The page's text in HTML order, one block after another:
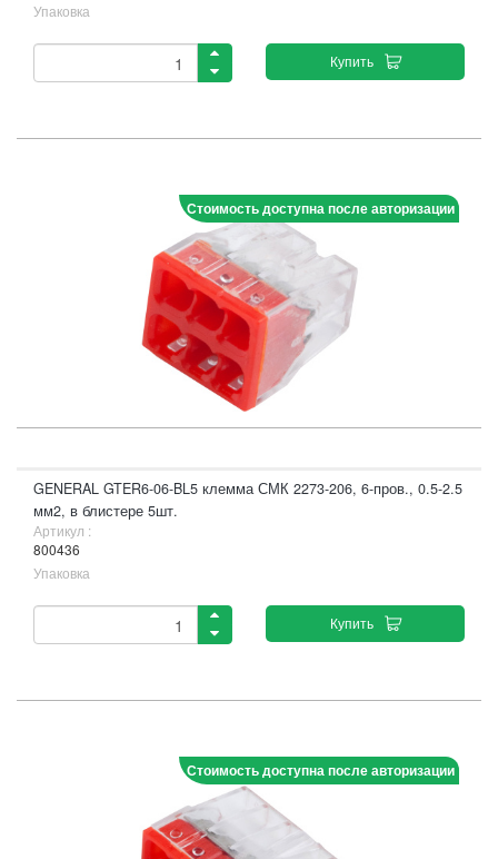
Упаковка
Купить
Стоимость доступна после авторизации
GENERAL GTER6-06-BL5 клемма СМК 2273-206, 6-пров., 0.5-2.5
мм2, в блистере 5шт.
Артикул :
800436
Упаковка
Купить
Стоимость доступна после авторизации